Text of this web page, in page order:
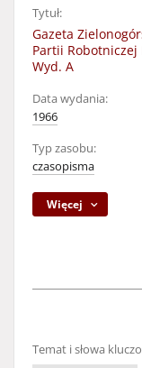
Tytuł:
Gazeta
Partii Robotniczej
Wyd. A
Data wydania:
1966
Typ zasobu:
czasopisma
Więcej
Temat i słowa